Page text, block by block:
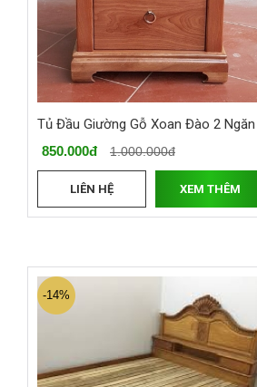
Tủ Đầu Giường Gỗ Xoan Đào 2 Ngăn
850.000đ 1.000.000đ
LIÊN HỆ XEM THÊM
-14%